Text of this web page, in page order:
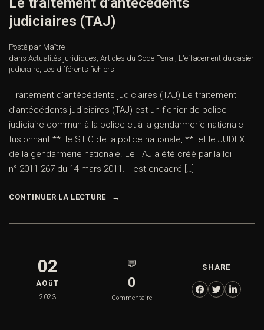
judiciaires (TAJ)
Posté par Maître
dans Actualités juridiques, Articles du Code Pénal , L'effacement du casier
judiciaire, Les différents fichiers
Traitement d’antécédents judiciaires (TAJ) Le traitement
d’antécédents judiciaires (TAJ) est un fichier de police
judiciaire commun à la police et à la gendarmerie nationale
fusionnant ** le STIC de la police nationale, ** et le JUDEX
de la gendarmerie nationale. Le TAJ a été créé par la loi
n° 2011-267 du 14 mars 2011. Il est encadré […]
CONTINUER LA LECTURE
02
AOûT
2023
💬
0
Commentaire
SHARE